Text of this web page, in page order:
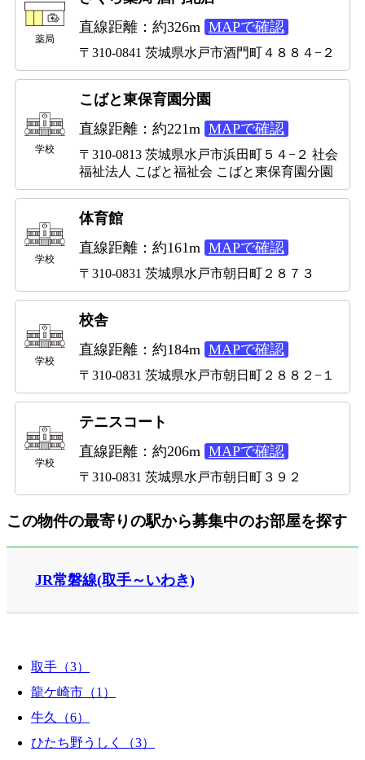
薬局
直線距離：約326m MAPで確認
〒310-0841 茨城県水戸市酒門町４８８４−２
学校
こばと東保育園分園
直線距離：約221m MAPで確認
〒310-0813 茨城県水戸市浜田町５４−２ 社会
福祉法人 こばと福祉会 こばと東保育園分園
学校
体育館
直線距離：約161m MAPで確認
〒310-0831 茨城県水戸市朝日町２８７３
学校
校舎
直線距離：約184m MAPで確認
〒310-0831 茨城県水戸市朝日町２８８２−１
学校
テニスコート
直線距離：約206m MAPで確認
〒310-0831 茨城県水戸市朝日町３９２
この物件の最寄りの駅から募集中のお部屋を探す
JR常磐線(取手～いわき)
取手（3）
龍ケ崎市（1）
牛久（6）
ひたち野うしく（3）